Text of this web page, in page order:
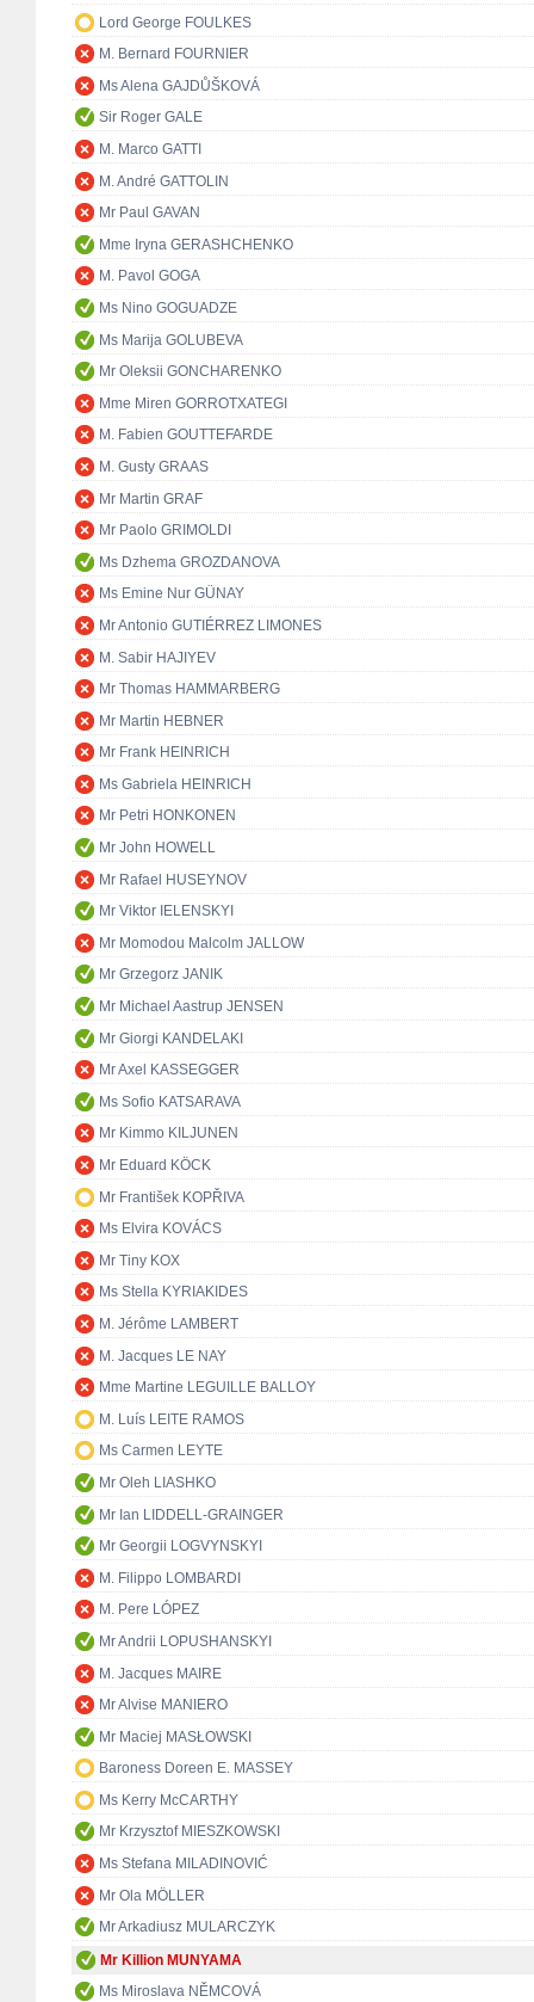
Lord George FOULKES
M. Bernard FOURNIER
Ms Alena GAJDŮŠKOVÁ
Sir Roger GALE
M. Marco GATTI
M. André GATTOLIN
Mr Paul GAVAN
Mme Iryna GERASHCHENKO
M. Pavol GOGA
Ms Nino GOGUADZE
Ms Marija GOLUBEVA
Mr Oleksii GONCHARENKO
Mme Miren GORROTXATEGI
M. Fabien GOUTTEFARDE
M. Gusty GRAAS
Mr Martin GRAF
Mr Paolo GRIMOLDI
Ms Dzhema GROZDANOVA
Ms Emine Nur GÜNAY
Mr Antonio GUTIÉRREZ LIMONES
M. Sabir HAJIYEV
Mr Thomas HAMMARBERG
Mr Martin HEBNER
Mr Frank HEINRICH
Ms Gabriela HEINRICH
Mr Petri HONKONEN
Mr John HOWELL
Mr Rafael HUSEYNOV
Mr Viktor IELENSKYI
Mr Momodou Malcolm JALLOW
Mr Grzegorz JANIK
Mr Michael Aastrup JENSEN
Mr Giorgi KANDELAKI
Mr Axel KASSEGGER
Ms Sofio KATSARAVA
Mr Kimmo KILJUNEN
Mr Eduard KÖCK
Mr František KOPŘIVA
Ms Elvira KOVÁCS
Mr Tiny KOX
Ms Stella KYRIAKIDES
M. Jérôme LAMBERT
M. Jacques LE NAY
Mme Martine LEGUILLE BALLOY
M. Luís LEITE RAMOS
Ms Carmen LEYTE
Mr Oleh LIASHKO
Mr Ian LIDDELL-GRAINGER
Mr Georgii LOGVYNSKYI
M. Filippo LOMBARDI
M. Pere LÓPEZ
Mr Andrii LOPUSHANSKYI
M. Jacques MAIRE
Mr Alvise MANIERO
Mr Maciej MASŁOWSKI
Baroness Doreen E. MASSEY
Ms Kerry McCARTHY
Mr Krzysztof MIESZKOWSKI
Ms Stefana MILADINOVIĆ
Mr Ola MÖLLER
Mr Arkadiusz MULARCZYK
Mr Killion MUNYAMA
Ms Miroslava NĚMCOVÁ